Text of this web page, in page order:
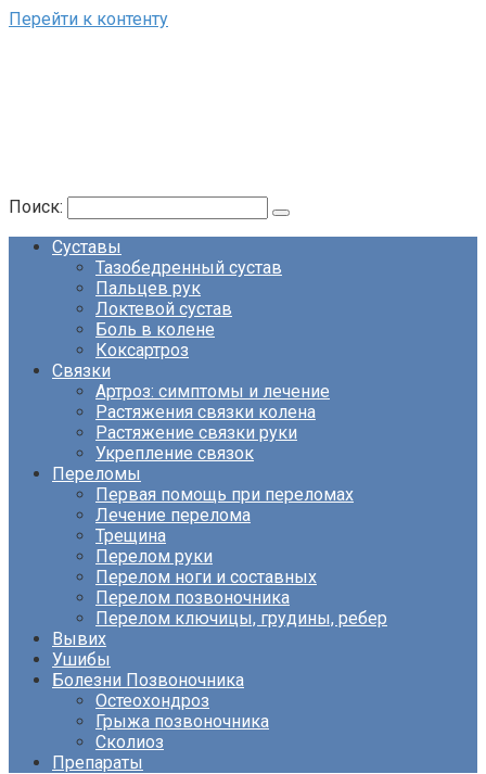
Перейти к контенту
Поиск:
Суставы
Тазобедренный сустав
Пальцев рук
Локтевой сустав
Боль в колене
Коксартроз
Связки
Артроз: симптомы и лечение
Растяжения связки колена
Растяжение связки руки
Укрепление связок
Переломы
Первая помощь при переломах
Лечение перелома
Трещина
Перелом руки
Перелом ноги и составных
Перелом позвоночника
Перелом ключицы, грудины, ребер
Вывих
Ушибы
Болезни Позвоночника
Остеохондроз
Грыжа позвоночника
Сколиоз
Препараты